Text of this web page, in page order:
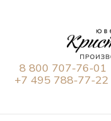
8 800 707-76-01
+7 495 788-77-22